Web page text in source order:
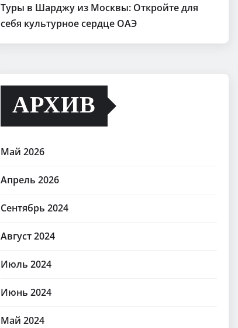
Туры в Шарджу из Москвы: Откройте для
себя культурное сердце ОАЭ
АРХИВ
Май 2026
Апрель 2026
Сентябрь 2024
Август 2024
Июль 2024
Июнь 2024
Май 2024